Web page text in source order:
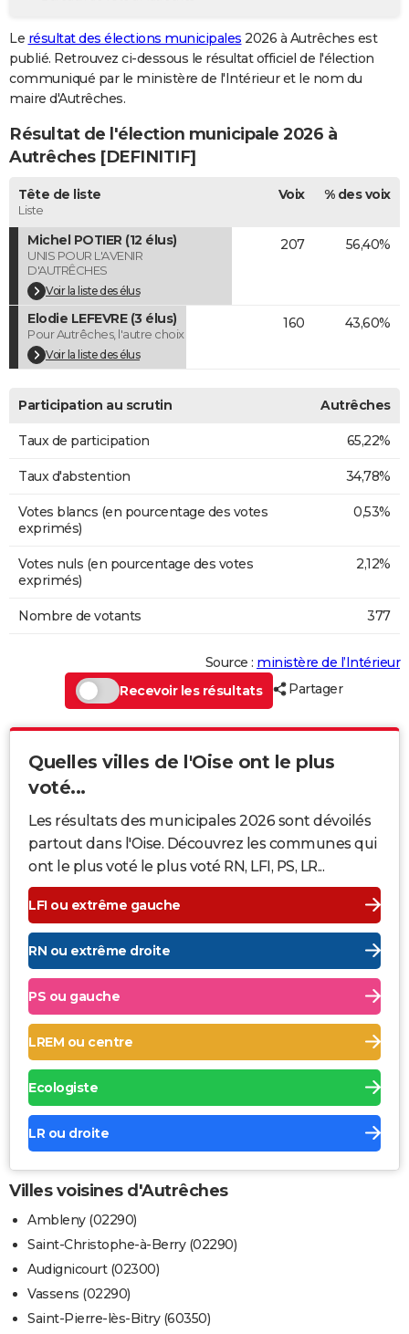
GUIDES D'ACHAT
BONS PLANS
CARTE DE VOEUX
Carte de Noël
Carte Bonne année
Carte Saint-Valentin
Carte Pâques
Carte d'anniversaire
Dictionnaire
Biographies
Citations
Expressions
Proverbes
PROGRAMME TV
COPAINS D'AVANT
S'inscrire
Se connecter
Lycées
Collèges
Primaires
Universités
Entreprises
Service militaire
Avis de recherche
AVIS DE DÉCÈS
FORUM
Bricolage
Lifestyle
Culture
Sport
Auto
Television
Voyage
Cinema
Le résultat des élections municipales 2026 à Autrêches est
publié. Retrouvez ci-dessous le résultat officiel de l'élection
communiqué par le ministère de l'Intérieur et le nom du
maire d'Autrêches.
Résultat de l'élection municipale 2026 à
Autrêches [DEFINITIF]
Tête de liste
Liste
Voix % des voix
Michel POTIER (12 élus)
UNIS POUR L'AVENIR
D'AUTRÊCHES
Voir la liste des élus
207 56,40%
Elodie LEFEVRE (3 élus)
Pour Autrêches, l'autre choix
Voir la liste des élus
160 43,60%
Participation au scrutin Autrêches
Taux de participation 65,22%
Taux d'abstention 34,78%
Votes blancs (en pourcentage des votes
exprimés)
0,53%
Votes nuls (en pourcentage des votes
exprimés)
2,12%
Nombre de votants 377
Source : ministère de l’Intérieur
Recevoir les résultats
Partager
Quelles villes de l'Oise ont le plus
voté...
Les résultats des municipales 2026 sont dévoilés
partout dans l'Oise. Découvrez les communes qui
ont le plus voté le plus voté RN, LFI, PS, LR...
LFI ou extrême gauche
RN ou extrême droite
PS ou gauche
LREM ou centre
Ecologiste
LR ou droite
Villes voisines d'Autrêches
Ambleny (02290)
Saint-Christophe-à-Berry (02290)
Audignicourt (02300)
Vassens (02290)
Saint-Pierre-lès-Bitry (60350)